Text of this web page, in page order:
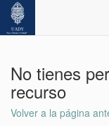
No tienes
recurso
Volver a la página